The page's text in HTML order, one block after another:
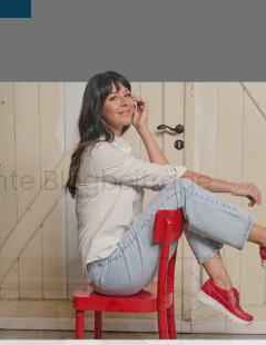
Blogbeiträge